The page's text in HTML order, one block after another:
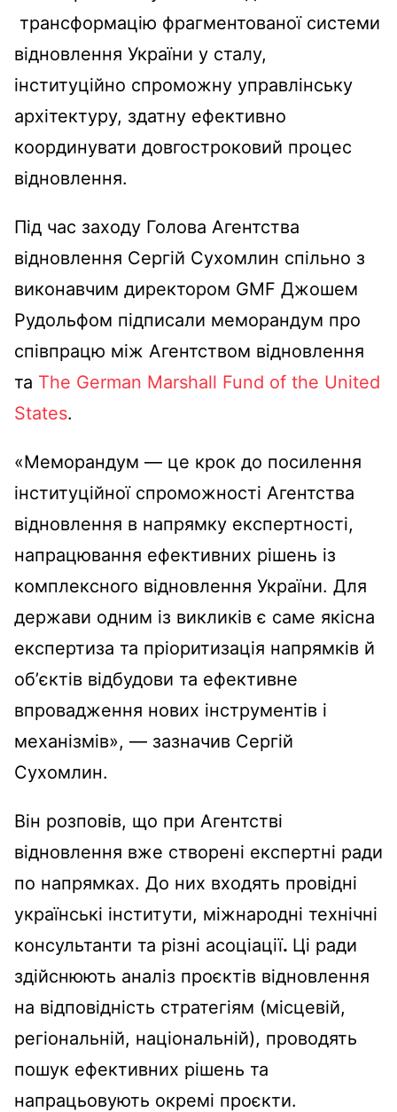
трансформацію фрагментованої системи
відновлення України у сталу,
інституційно спроможну управлінську
архітектуру, здатну ефективно
координувати довгостроковий процес
відновлення.
Під час заходу Голова Агентства
відновлення Сергій Сухомлин спільно з
виконавчим директором GMF Джошем
Рудольфом підписали меморандум про
співпрацю між Агентством відновлення
та The German Marshall Fund of the United
States.
«Меморандум — це крок до посилення
інституційної спроможності Агентства
відновлення в напрямку експертності,
напрацювання ефективних рішень із
комплексного відновлення України. Для
держави одним із викликів є саме якісна
експертиза та пріоритизація напрямків й
обʼєктів відбудови та ефективне
впровадження нових інструментів і
механізмів», — зазначив Сергій
Сухомлин.
Він розповів, що при Агентстві
відновлення вже створені експертні ради
по напрямках. До них входять провідні
українські інститути, міжнародні технічні
консультанти та різні асоціації. Ці ради
здійснюють аналіз проєктів відновлення
на відповідність стратегіям (місцевій,
регіональній, національній), проводять
пошук ефективних рішень та
напрацьовують окремі проєкти.